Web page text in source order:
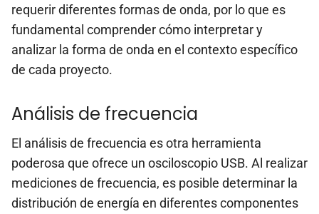
requerir diferentes formas de onda, por lo que es
fundamental comprender cómo interpretar y
analizar la forma de onda en el contexto específico
de cada proyecto.
Análisis de frecuencia
El análisis de frecuencia es otra herramienta
poderosa que ofrece un osciloscopio USB. Al realizar
mediciones de frecuencia, es posible determinar la
distribución de energía en diferentes componentes